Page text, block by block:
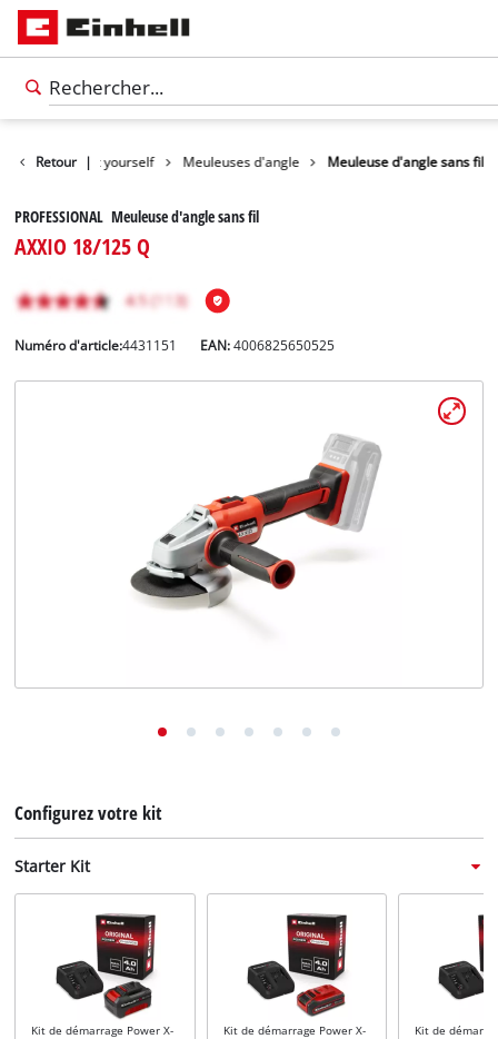
Retour |
Do it yourself Meuleuses d'angle Meuleuse d'angle sans fil
PROFESSIONAL Meuleuse d'angle sans fil
AXXIO 18/125 Q
Numéro d'article:4431151 EAN:4006825650525
Configurez votre kit
Starter Kit
Kit de démarrage Power X-
Kit de démarrage Power X-
Kit de